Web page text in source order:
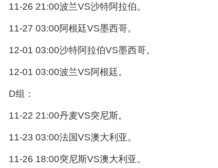
11-26 21:00波兰VS沙特阿拉伯。
11-27 03:00阿根廷VS墨西哥。
12-01 03:00沙特阿拉伯VS墨西哥。
12-01 03:00波兰VS阿根廷。
D组：
11-22 21:00丹麦VS突尼斯。
11-23 03:00法国VS澳大利亚。
11-26 18:00突尼斯VS澳大利亚。